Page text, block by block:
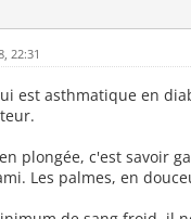
22:31
est asthmatique en
plongée, c'est savoir
Les palmes, en